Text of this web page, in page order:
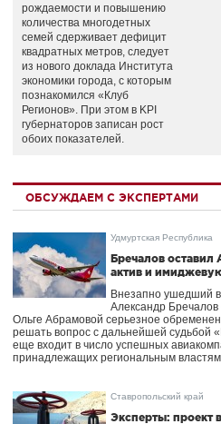
рождаемости и повышению
количества многодетных
семей сдерживает дефицит
квадратных метров, следует
из нового доклада Института
экономики города, с которым
познакомился «Клуб
Регионов». При этом в KPI
губернаторов записан рост
обоих показателей.
ОБСУЖДАЕМ С ЭКСПЕРТАМИ
Удмуртская Республика
Бречалов
актив и
Внезапно ушедший в
Александр
Ольге Абрамовой серьезное
решать вопрос с дальнейшей судьбой
еще входит в число успешных
принадлежащих региональным
Ставропольский край
Эксперты: проект